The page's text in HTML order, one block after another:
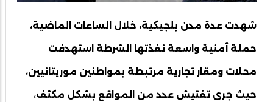
شهدت عدة مدن بلجيكية، خلال الساعات الماضية،
حملة أمنية واسعة نفذتها الشرطة استهدفت
محلات ومقار تجارية مرتبطة بمواطنين موريتانيين،
حيث جرى تفتيش عدد من المواقع بشكل مكثف،